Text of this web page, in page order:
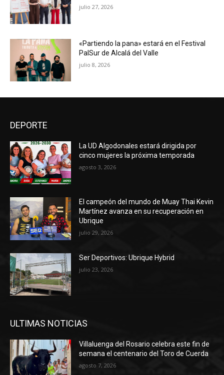
julio 27, 2026
«Partiendo la pana» estará en el Festival
PalSur de Alcalá del Valle
julio 8, 2026
DEPORTE
La UD Algodonales estará dirigida por
cinco mujeres la próxima temporada
agosto 3, 2026
El campeón del mundo de Muay Thai Kevin
Martínez avanza en su recuperación en
Ubrique
julio 29, 2026
Ser Deportivos: Ubrique Hybrid
julio 23, 2026
ULTIMAS NOTICIAS
Villaluenga del Rosario celebra este fin de
semana el centenario del Toro de Cuerda
agosto 7, 2026